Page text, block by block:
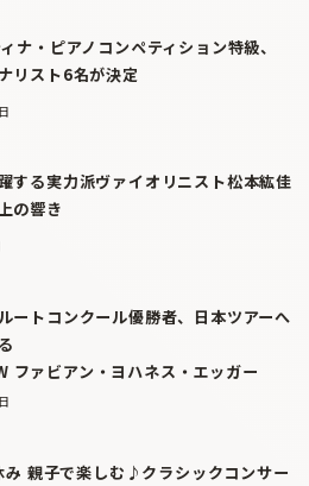
ナ・ピアノコンペティション特級、
リスト6名が決定
する実力派ヴァイオリニスト松本紘佳
の響き
ートコンクール優勝者、日本ツアーへ
ファビアン・ヨハネス・エッガー
親子で楽しむ♪クラシックコンサー